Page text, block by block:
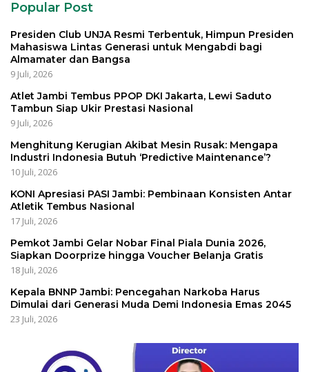
Popular Post
Presiden Club UNJA Resmi Terbentuk, Himpun Presiden
Mahasiswa Lintas Generasi untuk Mengabdi bagi
Almamater dan Bangsa
9 Juli, 2026
Atlet Jambi Tembus PPOP DKI Jakarta, Lewi Saduto
Tambun Siap Ukir Prestasi Nasional
9 Juli, 2026
Menghitung Kerugian Akibat Mesin Rusak: Mengapa
Industri Indonesia Butuh ‘Predictive Maintenance’?
10 Juli, 2026
KONI Apresiasi PASI Jambi: Pembinaan Konsisten Antar
Atletik Tembus Nasional
17 Juli, 2026
Pemkot Jambi Gelar Nobar Final Piala Dunia 2026,
Siapkan Doorprize hingga Voucher Belanja Gratis
18 Juli, 2026
Kepala BNNP Jambi: Pencegahan Narkoba Harus
Dimulai dari Generasi Muda Demi Indonesia Emas 2045
23 Juli, 2026